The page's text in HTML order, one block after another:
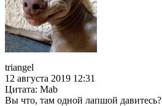
triangel
12 августа 2019 12:31
Цитата: Mab
Вы что, там одной лапшой давитесь?